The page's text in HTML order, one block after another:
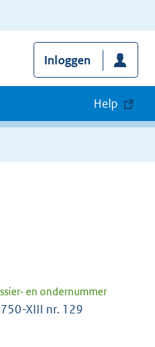
Inloggen
Help
en ondernummer
XIII nr. 129